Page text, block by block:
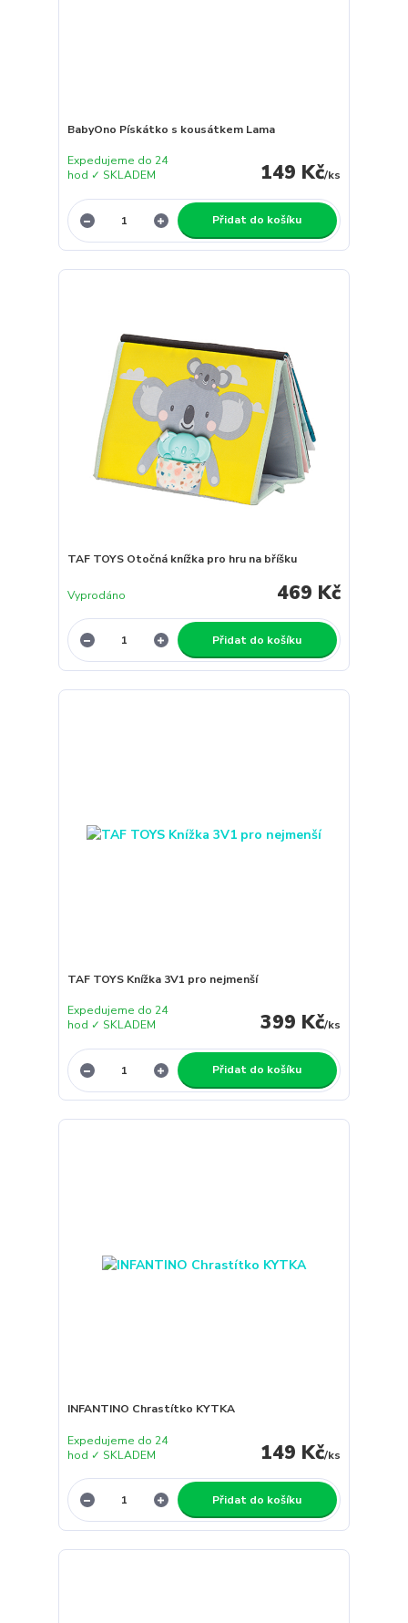
BabyOno Pískátko s kousátkem Lama
149 Kč/ks
Expedujeme do 24
hod ✓ SKLADEM
Přidat do košíku
TAF TOYS Otočná knížka pro hru na bříšku
469 Kč
Vyprodáno
Přidat do košíku
TAF TOYS Knížka 3V1 pro nejmenší
399 Kč/ks
Expedujeme do 24
hod ✓ SKLADEM
Přidat do košíku
INFANTINO Chrastítko KYTKA
149 Kč/ks
Expedujeme do 24
hod ✓ SKLADEM
Přidat do košíku